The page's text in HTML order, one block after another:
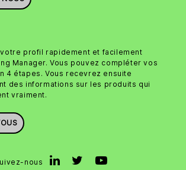
profil rapidement et facilement
Manager. Vous pouvez compléter vos
4 étapes. Vous recevrez ensuite
des informations sur les produits qui
vraiment.
nous